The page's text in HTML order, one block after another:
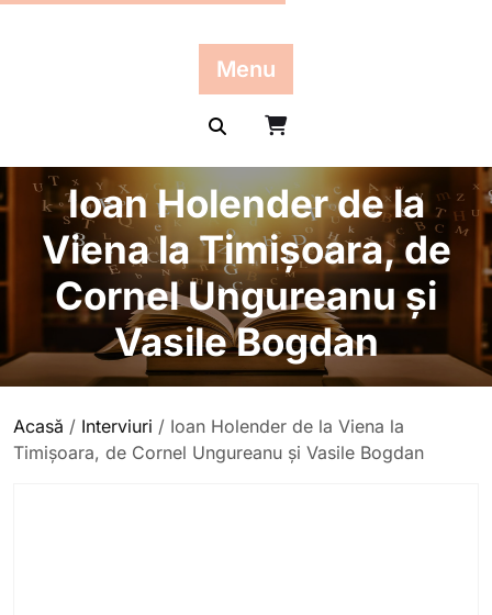
Menu
Ioan Holender de la
Viena la Timișoara, de
Cornel Ungureanu și
Vasile Bogdan
Acasă / Interviuri / Ioan Holender de la Viena la
Timișoara, de Cornel Ungureanu și Vasile Bogdan